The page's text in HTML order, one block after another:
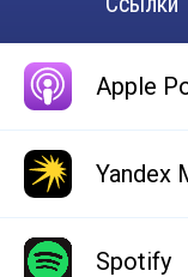
Apple
Yandex
Spotify